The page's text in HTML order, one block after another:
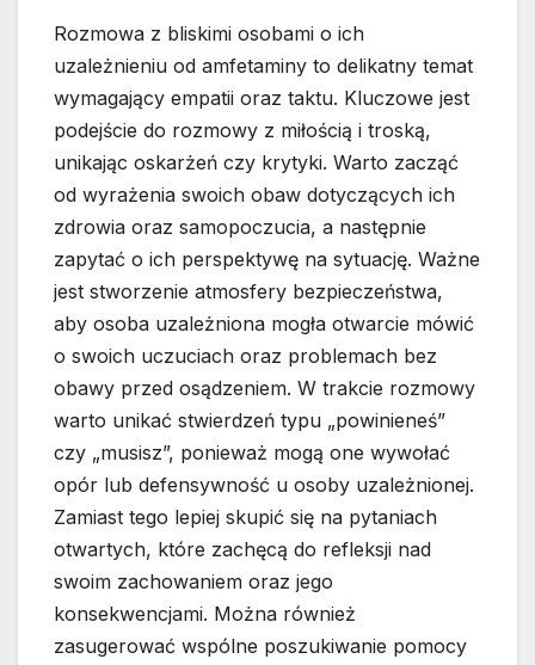
Rozmowa z bliskimi osobami o ich
uzależnieniu od amfetaminy to delikatny temat
wymagający empatii oraz taktu. Kluczowe jest
podejście do rozmowy z miłością i troską,
unikając oskarżeń czy krytyki. Warto zacząć
od wyrażenia swoich obaw dotyczących ich
zdrowia oraz samopoczucia, a następnie
zapytać o ich perspektywę na sytuację. Ważne
jest stworzenie atmosfery bezpieczeństwa,
aby osoba uzależniona mogła otwarcie mówić
o swoich uczuciach oraz problemach bez
obawy przed osądzeniem. W trakcie rozmowy
warto unikać stwierdzeń typu „powinieneś”
czy „musisz”, ponieważ mogą one wywołać
opór lub defensywność u osoby uzależnionej.
Zamiast tego lepiej skupić się na pytaniach
otwartych, które zachęcą do refleksji nad
swoim zachowaniem oraz jego
konsekwencjami. Można również
zasugerować wspólne poszukiwanie pomocy